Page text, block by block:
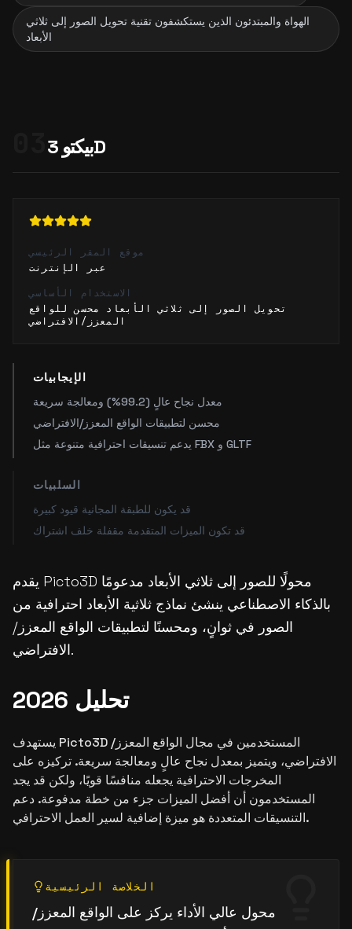
الهواة والمبتدئون الذين يستكشفون تقنية تحويل الصور إلى ثلاثي
الأبعاد
بيكتو 3D
موقع المقر الرئيسي
عبر الإنترنت
الاستخدام الأساسي
تحويل الصور إلى ثلاثي الأبعاد محسن للواقع
المعزز/الافتراضي
الإيجابيات
معدل نجاح عالٍ (99.2%) ومعالجة سريعة
محسن لتطبيقات الواقع المعزز/الافتراضي
يدعم تنسيقات احترافية متنوعة مثل FBX و GLTF
السلبيات
قد يكون للطبقة المجانية قيود كبيرة
قد تكون الميزات المتقدمة مقفلة خلف اشتراك
يقدم Picto3D محولًا للصور إلى ثلاثي الأبعاد مدعومًا
بالذكاء الاصطناعي ينشئ نماذج ثلاثية الأبعاد احترافية من
الصور في ثوانٍ، ومحسنًا لتطبيقات الواقع المعزز/
الافتراضي.
تحليل 2026
يستهدف Picto3D المستخدمين في مجال الواقع المعزز/
الافتراضي، ويتميز بمعدل نجاح عالٍ ومعالجة سريعة. تركيزه على
المخرجات الاحترافية يجعله منافسًا قويًا، ولكن قد يجد
المستخدمون أن أفضل الميزات جزء من خطة مدفوعة. دعم
التنسيقات المتعددة هو ميزة إضافية لسير العمل الاحترافي.
الخلاصة الرئيسية
محول عالي الأداء يركز على الواقع المعزز/